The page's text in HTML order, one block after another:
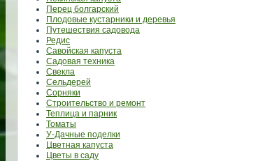
Перец болгарский
Плодовые кустарники и деревья
Путешествия садовода
Редис
Савойская капуста
Садовая техника
Свекла
Сельдерей
Сорняки
Строительство и ремонт
Теплица и парник
Томаты
У-Дачные поделки
Цветная капуста
Цветы в саду